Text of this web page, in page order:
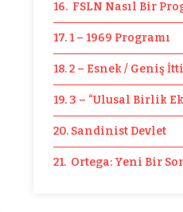
16. FSLN Nasıl Bir
17. 1 – 1969 Programı
18. 2 – Esnek / Geniş
19. 3 – “Ulusal Birlik
20. Sandinist Devlet
21. Ortega: Yeni Bir